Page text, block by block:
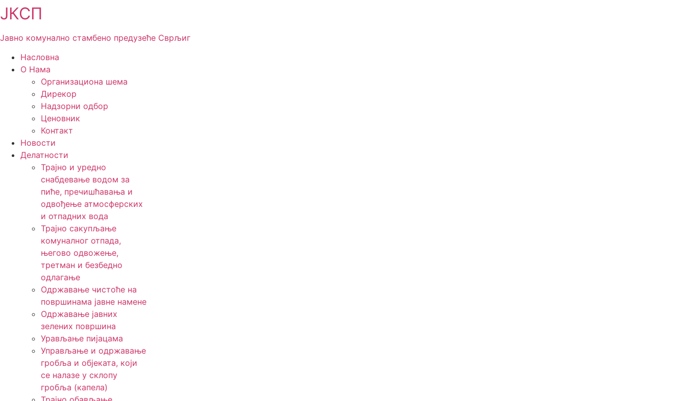
Скочите
на
садржај
ЈКСП
Јавно комунално стамбено предузеће Сврљиг
Насловна
О Нама
Организациона шема
Дирекор
Надзорни одбор
Ценовник
Контакт
Новости
Делатности
Трајно и уредно
снабдевање водом за
пиће, пречишћавања и
одвођење атмосферских
и отпадних вода
Трајно сакупљање
комуналног отпада,
његово одвожење,
третман и безбедно
одлагање
Одржавање чистоће на
површинама јавне намене
Одржавање јавних
зелених површина
Урављање пијацама
Управљање и одржавање
гробља и објеката, који
се налазе у склопу
гробља (капела)